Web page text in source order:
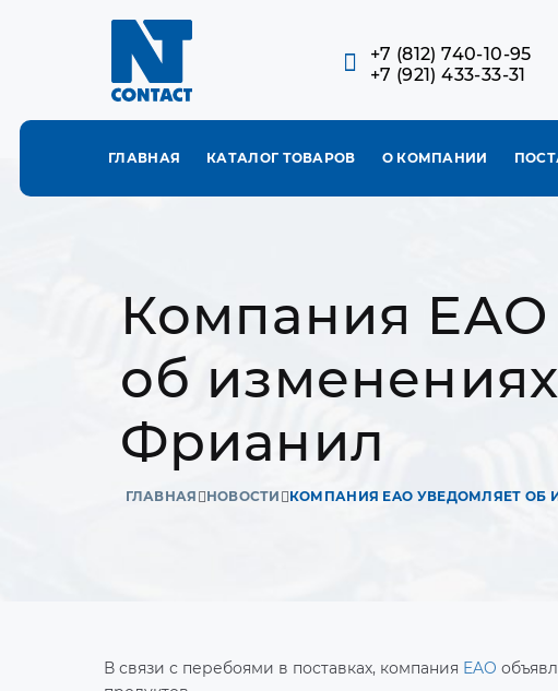
+7 (812) 740-10-95
+7 (921) 433-33-31
ГЛАВНАЯ КАТАЛОГ ТОВАРОВ О КОМПАНИИ
Компания
об
Фрианил
ГЛАВНАЯ НОВОСТИ
В связи с перебоями в поставках, компания EAO